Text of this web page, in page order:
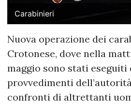
Carabinieri
Nuova operazione dei
Crotonese, dove nella
maggio sono stati
provvedimenti
confronti di altrettanti